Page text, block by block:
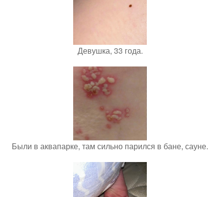
Девушка, 33 года.
Были в аквапарке, там сильно парился в бане, сауне.